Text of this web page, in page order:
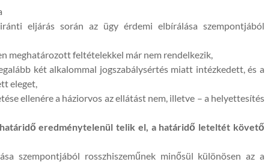
eljárás során az ügy érdemi elbírálása szempontjából
meghatározott feltételekkel már nem rendelkezik,
két alkalommal jogszabálysértés miatt intézkedett, és a
eleget,
ellenére a háziorvos az ellátást nem, illetve – a helyettesítés
eredménytelenül telik el, a határidő leteltét követő
szempontjából rosszhiszeműnek minősül különösen az a